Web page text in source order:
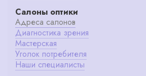
Салоны оптики
Адреса салонов
Диагностика зрения
Мастерская
Уголок потребителя
Наши специалисты